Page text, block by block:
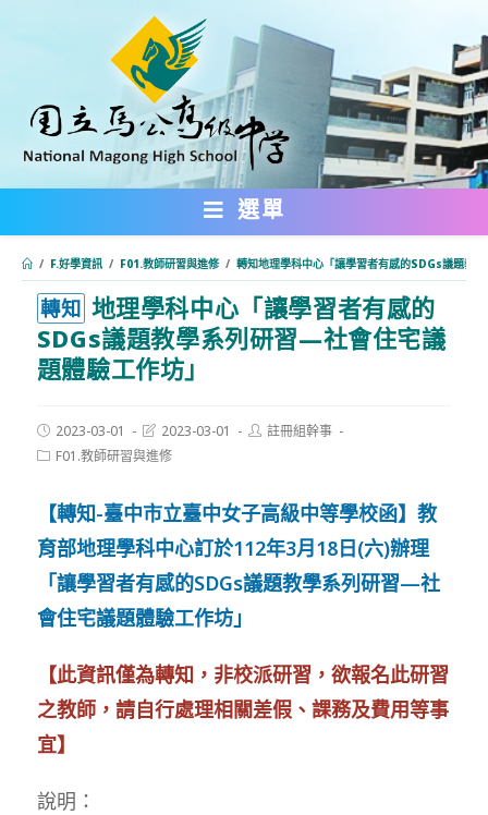
內
選單
/ F.好學資訊 / F01.教師研習與進修 / 轉知地理學科中心「讓學習者有感的SDGs議題教
轉知 地理學科中心「讓學習者有感的
SDGs議題教學系列研習—社會住宅議
題體驗工作坊」
Post
published:
2023-03-01
Post
last
modified:
2023-03-01
Post註冊組幹事
PostF01.教師研習與進修
【轉知-臺中市立臺中女子高級中等學校函】教
育部地理學科中心訂於112年3月18日(六)辦理
「讓學習者有感的SDGs議題教學系列研習—社
會住宅議題體驗工作坊」
【此資訊僅為轉知，非校派研習，欲報名此研習
之教師，請自行處理相關差假、課務及費用等事
宜】
說明：